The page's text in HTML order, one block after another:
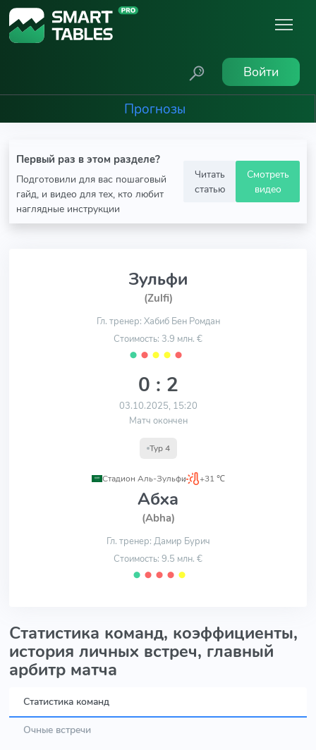
Войти
Прогнозы
Первый раз в этом разделе?
Подготовили для вас пошаговый
гайд, и видео для тех, кто любит
наглядные инструкции
Читать
статью
Смотреть
видео
Зульфи
(Zulfi)
Гл. тренер: Хабиб Бен Ромдан
Стоимость: 3.9 млн. €
⬤ ⬤ ⬤ ⬤ ⬤
0 : 2
03.10.2025, 15:20
Матч окончен
Тур 4
Стадион Аль-Зульфи, +31 ℃
Абха
(Abha)
Гл. тренер: Дамир Бурич
Стоимость: 9.5 млн. €
⬤ ⬤ ⬤ ⬤ ⬤
Статистика команд, коэффициенты,
история личных встреч, главный
арбитр матча
Статистика команд
Очные встречи